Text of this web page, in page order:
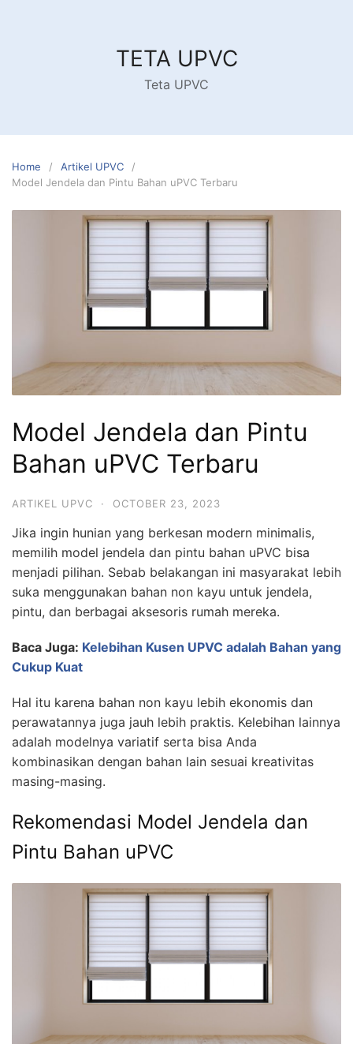
TETA UPVC
Teta UPVC
Home
Artikel UPVC
Model Jendela dan Pintu Bahan uPVC Terbaru
Model Jendela dan Pintu
Bahan uPVC Terbaru
ARTIKEL UPVC · OCTOBER 23, 2023
Jika ingin hunian yang berkesan modern minimalis,
memilih model jendela dan pintu bahan uPVC bisa
menjadi pilihan. Sebab belakangan ini masyarakat lebih
suka menggunakan bahan non kayu untuk jendela,
pintu, dan berbagai aksesoris rumah mereka.
Baca Juga: Kelebihan Kusen UPVC adalah Bahan yang
Cukup Kuat
Hal itu karena bahan non kayu lebih ekonomis dan
perawatannya juga jauh lebih praktis. Kelebihan lainnya
adalah modelnya variatif serta bisa Anda
kombinasikan dengan bahan lain sesuai kreativitas
masing-masing.
Rekomendasi Model Jendela dan
Pintu Bahan uPVC